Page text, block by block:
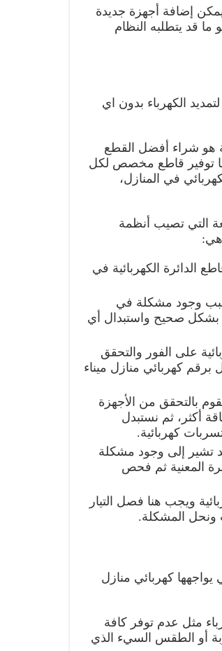
يمكن إضافة أجهزة جديدة
ما قد يتطلبه النظام
الكهرباء بدون اي
هو شراء أفضل القطع
توفير قاطع مخصص لكل
في المنازل،
التي تصيب أنظمة
الدائرة الكهربائية في
وجود مشكلة في
بشكل صحيح واستبدال أي
على الفور والتحقق
كهربائي منازل ميناء
بالتحقق من الأجهزة
أكثر، ثم نستبدل
كهربائية.
تشير إلى وجود مشكلة
المعنية ثم فحص
ويجب هنا فصل التيار
ونحل المشكلة.
يواجهها كهربائي منازل
مثل عدم توفر كافة
أو الطقس السيء الذي